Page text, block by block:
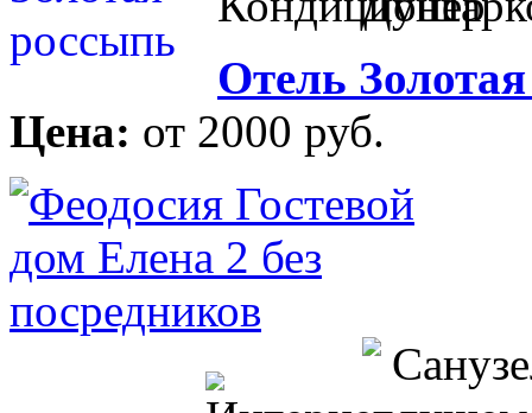
Отель
Цена: от 2000 руб.